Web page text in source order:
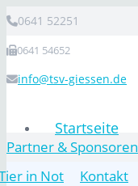
0641 52251
0641 54652
info@tsv-giessen.de
Startseite
Partner & Sponsoren
in Not
Kontakt